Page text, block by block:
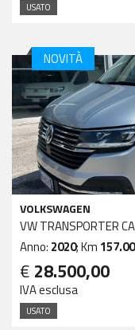
USATO
NOVITÀ
VOLKSWAGEN
VW TRANSPORTER
Anno: 2020; Km
€ 28.500,00
IVA esclusa
USATO